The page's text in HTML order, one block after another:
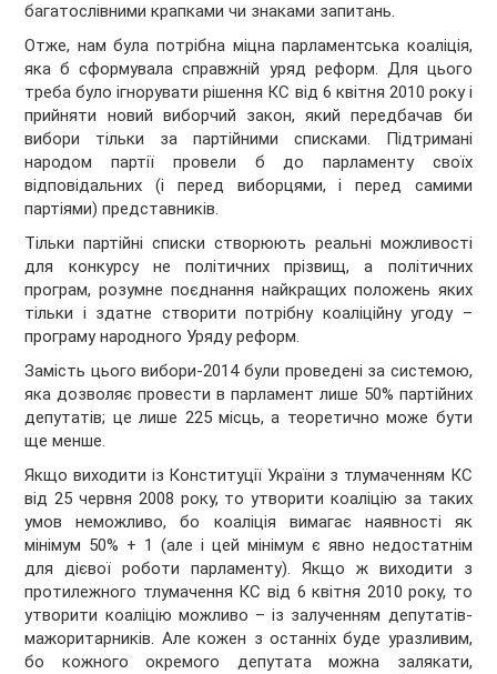
багатослівними крапками чи знаками запитань.
Отже, нам була потрібна міцна парламентська коаліція,
яка б сформувала справжній уряд реформ. Для цього
треба було ігнорувати рішення КС від 6 квітня 2010 року і
прийняти новий виборчий закон, який передбачав би
вибори тільки за партійними списками. Підтримані
народом партії провели б до парламенту своїх
відповідальних (і перед виборцями, і перед самими
партіями) представників.
Тільки партійні списки створюють реальні можливості
для конкурсу не політичних прізвищ, а політичних
програм, розумне поєднання найкращих положень яких
тільки і здатне створити потрібну коаліційну угоду –
програму народного Уряду реформ.
Замість цього вибори-2014 були проведені за системою,
яка дозволяє провести в парламент лише 50% партійних
депутатів; це лише 225 місць, а теоретично може бути
ще менше.
Якщо виходити із Конституції України з тлумаченням КС
від 25 червня 2008 року, то утворити коаліцію за таких
умов неможливо, бо коаліція вимагає наявності як
мінімум 50% + 1 (але і цей мінімум є явно недостатнім
для дієвої роботи парламенту). Якщо ж виходити з
протилежного тлумачення КС від 6 квітня 2010 року, то
утворити коаліцію можливо – із залученням депутатів-
мажоритарників. Але кожен з останніх буде уразливим,
бо кожного окремого депутата можна залякати,